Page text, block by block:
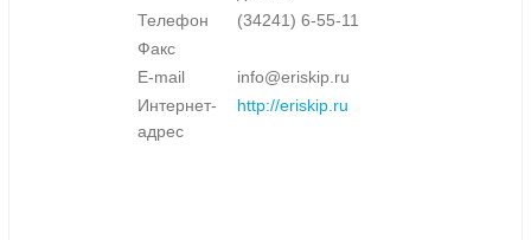
Телефон
(34241) 6-55-11
Факс
E-mail
info@eriskip.ru
Интернет-
адрес
http://eriskip.ru